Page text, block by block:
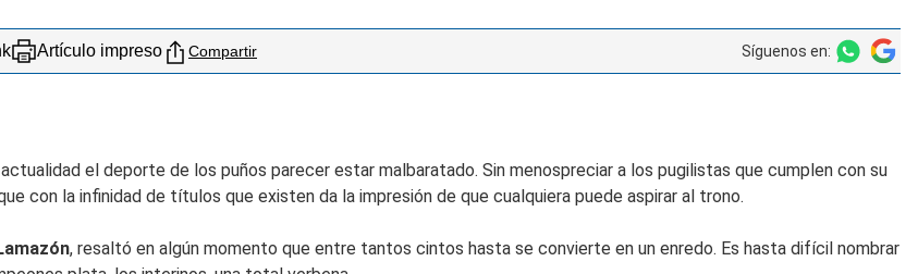
Artículo impreso Compartir Síguenos en:
actualidad el deporte de los puños parecer estar malbaratado. Sin menospreciar a los pugilistas que cumplen con su
con la infinidad de títulos que existen da la impresión de que cualquiera puede aspirar al trono.
, resaltó en algún momento que entre tantos cintos hasta se convierte en un enredo. Es hasta difícil nombrar